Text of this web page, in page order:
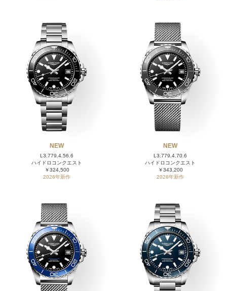
NEW
L3.779.4.56.6
ハイドロコンクエスト
￥324,500
2026年新作
NEW
L3.779.4.70.6
ハイドロコンクエスト
￥343,200
2026年新作